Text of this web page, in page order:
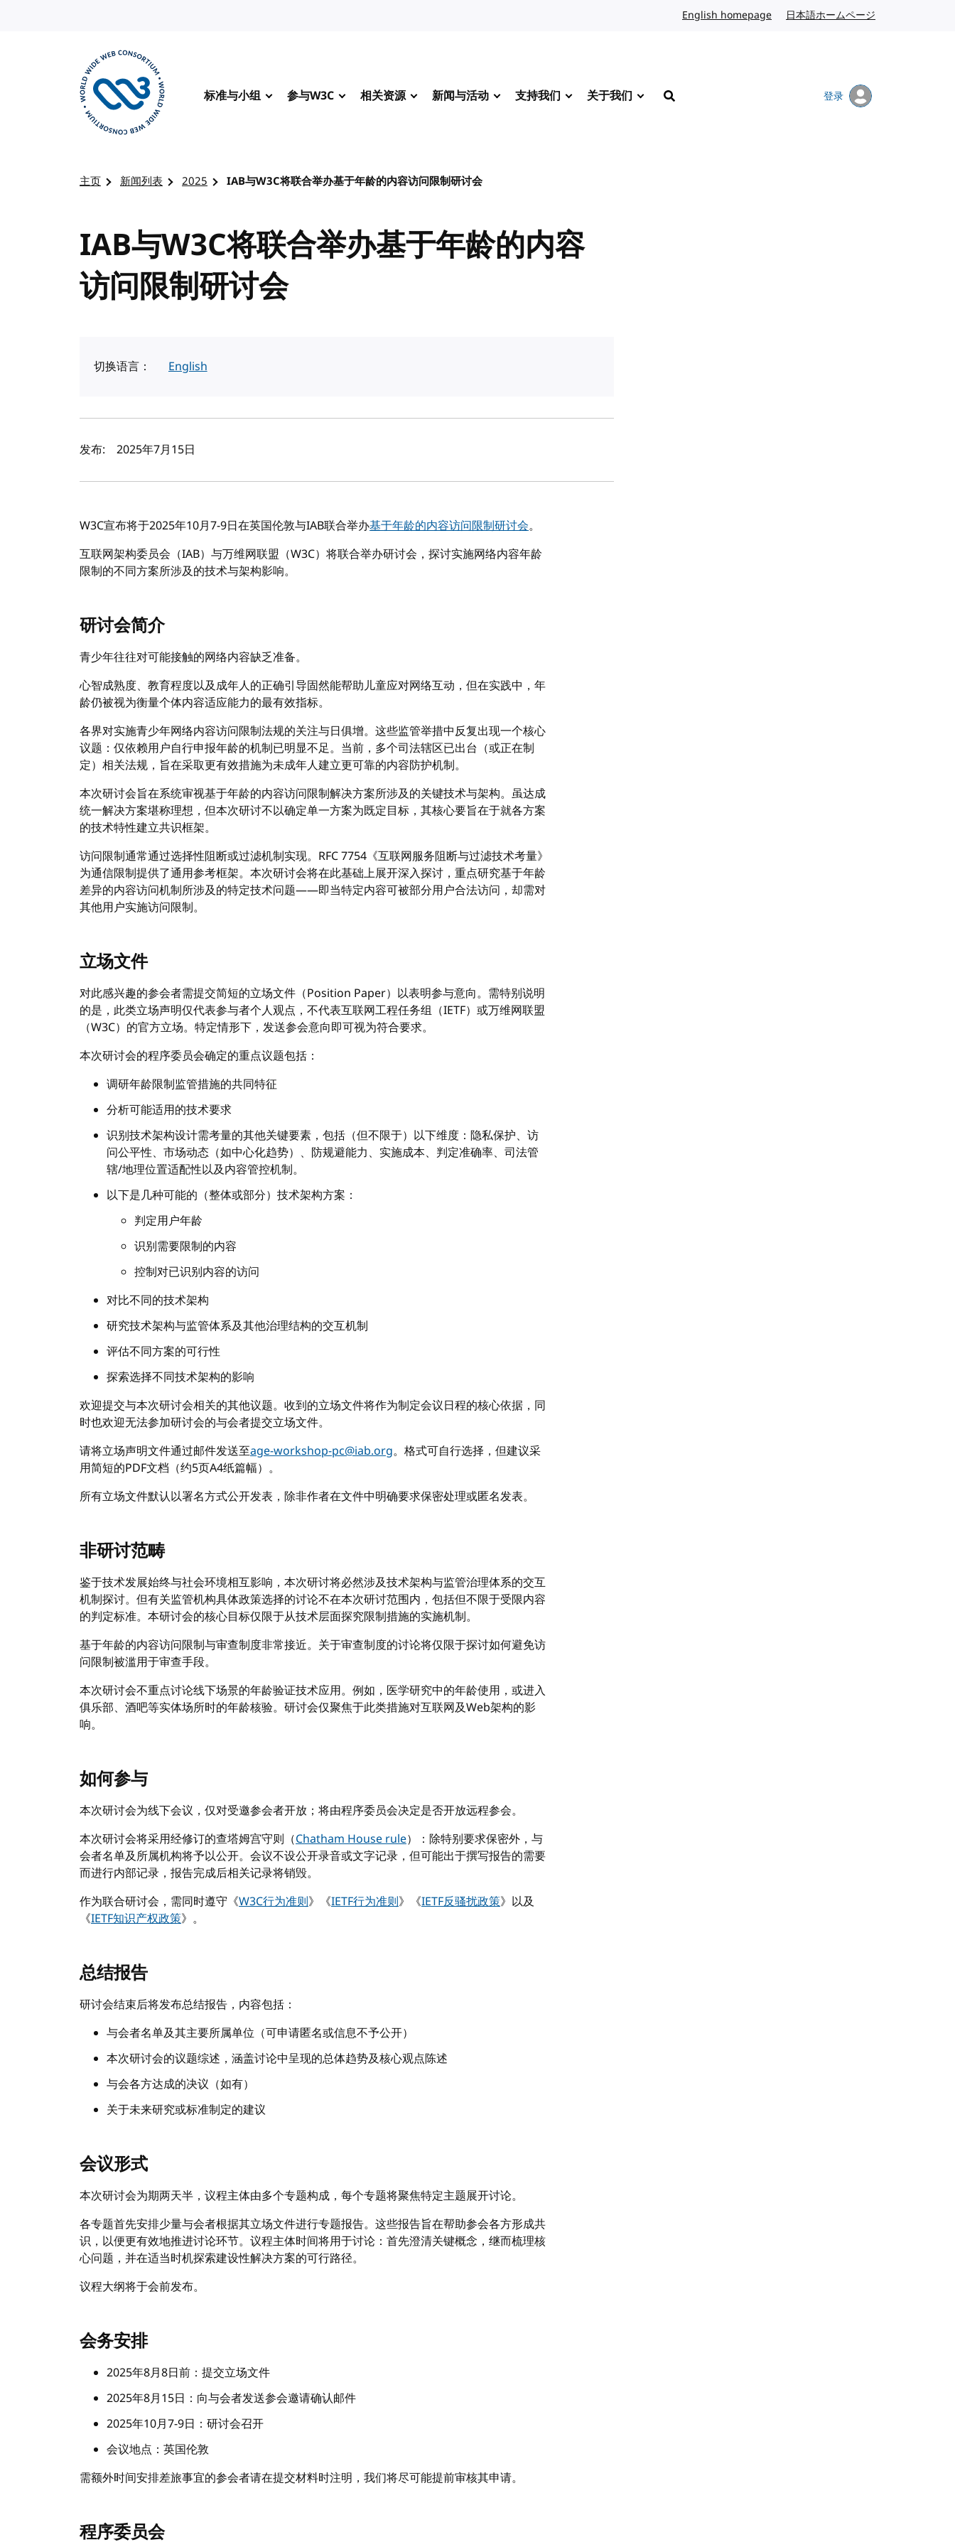
English homepage 英文日本語ホームページ
标准与小组 参与W3C 相关资源 新闻与活动 支持我们 关于我们
搜索
登录
主页 新闻列表 2025 IAB与W3C将联合举办基于年龄的内容访问限制研讨会
IAB与W3C将联合举办基于年龄的内容
访问限制研讨会
切换语言： English
作者及发布日期
发布: 2025年7月15日
W3C宣布将于2025年10月7-9日在英国伦敦与IAB联合举办基于年龄的内容访问限制研讨会。
互联网架构委员会（IAB）与万维网联盟（W3C）将联合举办研讨会，探讨实施网络内容年龄
限制的不同方案所涉及的技术与架构影响。
研讨会简介
青少年往往对可能接触的网络内容缺乏准备。
心智成熟度、教育程度以及成年人的正确引导固然能帮助儿童应对网络互动，但在实践中，年
龄仍被视为衡量个体内容适应能力的最有效指标。
各界对实施青少年网络内容访问限制法规的关注与日俱增。这些监管举措中反复出现一个核心
议题：仅依赖用户自行申报年龄的机制已明显不足。当前，多个司法辖区已出台（或正在制
定）相关法规，旨在采取更有效措施为未成年人建立更可靠的内容防护机制。
本次研讨会旨在系统审视基于年龄的内容访问限制解决方案所涉及的关键技术与架构。虽达成
统一解决方案堪称理想，但本次研讨不以确定单一方案为既定目标，其核心要旨在于就各方案
的技术特性建立共识框架。
访问限制通常通过选择性阻断或过滤机制实现。RFC 7754《互联网服务阻断与过滤技术考量》
为通信限制提供了通用参考框架。本次研讨会将在此基础上展开深入探讨，重点研究基于年龄
差异的内容访问机制所涉及的特定技术问题——即当特定内容可被部分用户合法访问，却需对
其他用户实施访问限制。
立场文件
对此感兴趣的参会者需提交简短的立场文件（Position Paper）以表明参与意向。需特别说明
的是，此类立场声明仅代表参与者个人观点，不代表互联网工程任务组（IETF）或万维网联盟
（W3C）的官方立场。特定情形下，发送参会意向即可视为符合要求。
本次研讨会的程序委员会确定的重点议题包括：
调研年龄限制监管措施的共同特征
分析可能适用的技术要求
识别技术架构设计需考量的其他关键要素，包括（但不限于）以下维度：隐私保护、访
问公平性、市场动态（如中心化趋势）、防规避能力、实施成本、判定准确率、司法管
辖/地理位置适配性以及内容管控机制。
以下是几种可能的（整体或部分）技术架构方案：
判定用户年龄
识别需要限制的内容
控制对已识别内容的访问
对比不同的技术架构
研究技术架构与监管体系及其他治理结构的交互机制
评估不同方案的可行性
探索选择不同技术架构的影响
欢迎提交与本次研讨会相关的其他议题。收到的立场文件将作为制定会议日程的核心依据，同
时也欢迎无法参加研讨会的与会者提交立场文件。
请将立场声明文件通过邮件发送至age-workshop-pc@iab.org。格式可自行选择，但建议采
用简短的PDF文档（约5页A4纸篇幅）。
所有立场文件默认以署名方式公开发表，除非作者在文件中明确要求保密处理或匿名发表。
非研讨范畴
鉴于技术发展始终与社会环境相互影响，本次研讨将必然涉及技术架构与监管治理体系的交互
机制探讨。但有关监管机构具体政策选择的讨论不在本次研讨范围内，包括但不限于受限内容
的判定标准。本研讨会的核心目标仅限于从技术层面探究限制措施的实施机制。
基于年龄的内容访问限制与审查制度非常接近。关于审查制度的讨论将仅限于探讨如何避免访
问限制被滥用于审查手段。
本次研讨会不重点讨论线下场景的年龄验证技术应用。例如，医学研究中的年龄使用，或进入
俱乐部、酒吧等实体场所时的年龄核验。研讨会仅聚焦于此类措施对互联网及Web架构的影
响。
如何参与
本次研讨会为线下会议，仅对受邀参会者开放；将由程序委员会决定是否开放远程参会。
本次研讨会将采用经修订的查塔姆宫守则（Chatham House rule）：除特别要求保密外，与
会者名单及所属机构将予以公开。会议不设公开录音或文字记录，但可能出于撰写报告的需要
而进行内部记录，报告完成后相关记录将销毁。
作为联合研讨会，需同时遵守《W3C行为准则》《IETF行为准则》《IETF反骚扰政策》以及
《IETF知识产权政策》。
总结报告
研讨会结束后将发布总结报告，内容包括：
与会者名单及其主要所属单位（可申请匿名或信息不予公开）
本次研讨会的议题综述，涵盖讨论中呈现的总体趋势及核心观点陈述
与会各方达成的决议（如有）
关于未来研究或标准制定的建议
会议形式
本次研讨会为期两天半，议程主体由多个专题构成，每个专题将聚焦特定主题展开讨论。
各专题首先安排少量与会者根据其立场文件进行专题报告。这些报告旨在帮助参会各方形成共
识，以便更有效地推进讨论环节。议程主体时间将用于讨论：首先澄清关键概念，继而梳理核
心问题，并在适当时机探索建设性解决方案的可行路径。
议程大纲将于会前发布。
会务安排
2025年8月8日前：提交立场文件
2025年8月15日：向与会者发送参会邀请确认邮件
2025年10月7-9日：研讨会召开
会议地点：英国伦敦
需额外时间安排差旅事宜的参会者请在提交材料时注明，我们将尽可能提前审核其申请。
程序委员会